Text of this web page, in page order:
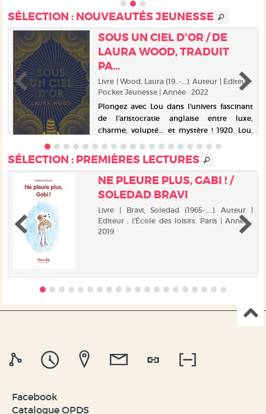
est blanc parc...
SÉLECTION : NOUVEAUTÉS JEUNESSE
SOUS UN CIEL D'OR / DE
LAURA WOOD, TRADUIT
PA...
Livre | Wood, Laura (19..-...). Auteur | Editeur :
Pocket Jeunesse | Année : 2022
Plongez avec Lou dans l'univers fascinant
de l'aristocratie anglaise entre luxe,
charme, volupté... et mystère ! 1920. Lou,
dix-sept ans, habite dans une ferme des
Cornouailles. Fascinée par la magnifique
demeure des Cardew, vide ...
SÉLECTION : PREMIÈRES LECTURES
NE PLEURE PLUS, GABI ! /
SOLEDAD BRAVI
Livre | Bravi, Soledad (1965-....). Auteur |
Editeur : l'École des loisirs. Paris | Année :
2019
Facebook
Catalogue OPDS